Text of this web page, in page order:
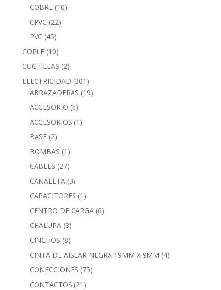
COBRE (10)
CPVC (22)
PVC (45)
COPLE (10)
CUCHILLAS (2)
ELECTRICIDAD (301)
ABRAZADERAS (19)
ACCESORIO (6)
ACCESORIOS (1)
BASE (2)
BOMBAS (1)
CABLES (27)
CANALETA (3)
CAPACITORES (1)
CENTRO DE CARGA (6)
CHALUPA (3)
CINCHOS (8)
CINTA DE AISLAR NEGRA 19MM X 9MM (4)
CONECCIONES (75)
CONTACTOS (21)